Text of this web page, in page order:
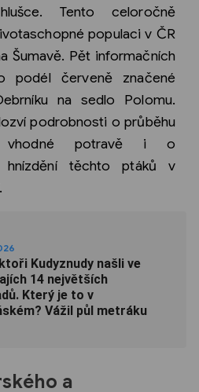
Tento celoročně
populaci v ČR
Šumavě. Pět informačních
podél červeně značené
na sedlo Polomu.
podrobnosti o průběhu
vhodné potravě i o
hnízdění těchto ptáků v
Kudyznudy našli ve
14 největších
Který je to v
Vážil půl metráku
a